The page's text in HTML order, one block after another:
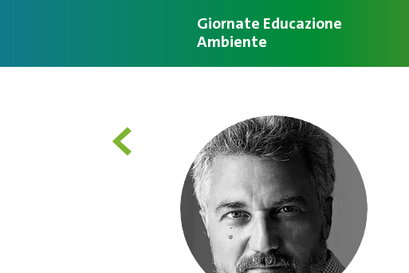
Giornate Educazione
Ambiente
<